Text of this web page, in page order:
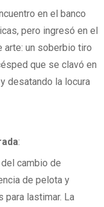
en el banco
pero ingresó en el
arte: un soberbio tiro
que se clavó en
desatando la locura
:
cambio de
de pelota y
para lastimar. La